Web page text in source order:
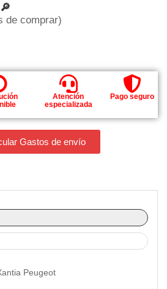
de comprar)
Atención
especializada
Pago seguro
Gastos de envío
Peugeot